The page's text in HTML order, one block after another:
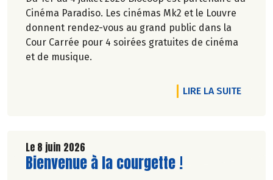
Cinéma Paradiso. Les cinémas Mk2 et le Louvre
donnent rendez-vous au grand public dans la
Cour Carrée pour 4 soirées gratuites de cinéma
et de musique.
LIRE LA SUITEDE
Le 8 juin 2026
Lire la suite de l'article
Bienvenue à la courgette !